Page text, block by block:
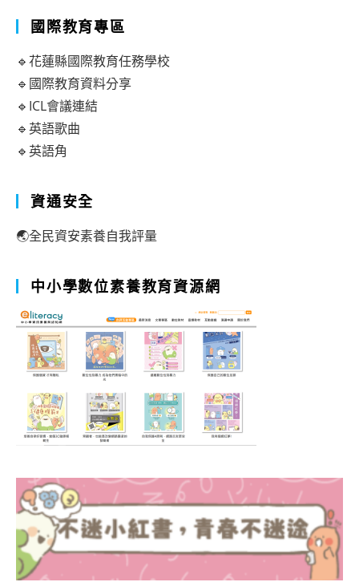
國際教育專區
🔹花蓮縣國際教育任務學校
🔹國際教育資料分享
🔹ICL會議連結
🔹英語歌曲
🔹英語角
資通安全
🌏全民資安素養自我評量
中小學數位素養教育資源網